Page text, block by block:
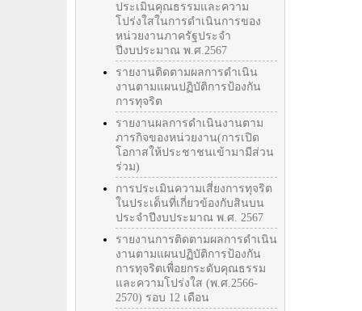
ประเมินคุณธรรมและความ
โปร่งใสในการดำเนินการของ
หน่วยงานภาครัฐประจำ
ปีงบประมาณ พ.ศ.2567
รายงานติดตามผลการดำเนิน
งานตามแผนปฏิบัติการป้องกัน
การทุจริต
รายงานผลการดำเนินงานตาม
ภารกิจของหน่วยงาน(การเปิด
โอกาสให้ประชาชนเข้ามามีส่วน
ร่วม)
การประเมินความเสี่ยงการทุจริต
ในประเด็นที่เกี่ยวข้องกับสินบน
ประจำปีงบประมาณ พ.ศ. 2567
รายงานการติดตามผลการดำเนิน
งานตามแผนปฏิบัติการป้องกัน
การทุจริตเพื่อยกระดับคุณธรรม
และความโปร่งใส (พ.ศ.2566-
2570) รอบ 12 เดือน